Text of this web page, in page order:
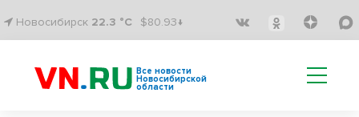
Новосибирск 22.3 °C $80.93↓
Все новости
Новосибирской
области